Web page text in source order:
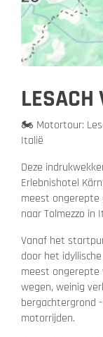
LESACH
🏍️ Motortour:
Italië
Deze
Erlebnishotel
meest ongerepte
naar Tolmezzo in
Vanaf het
door het
meest ongerepte
wegen, weinig
bergachtergrond
motorrijden.